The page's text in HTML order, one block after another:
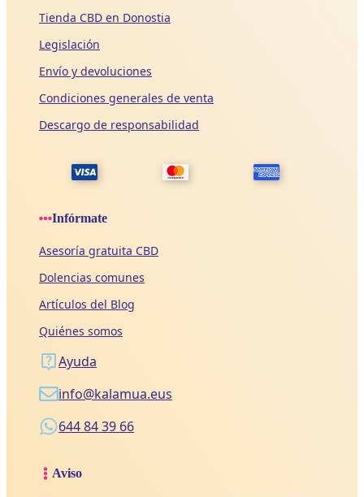
Tienda CBD en Donostia
Legislación
Envío y devoluciones
Condiciones generales de venta
Descargo de responsabilidad
Infórmate
Asesoría gratuita CBD
Dolencias comunes
Artículos del Blog
Quiénes somos
Ayuda
info@kalamua.eus
644 84 39 66
Aviso